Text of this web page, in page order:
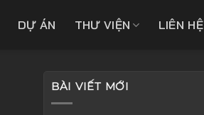
DỰ ÁN THƯ VIỆN LIÊN HỆ
BÀI VIẾT MỚI